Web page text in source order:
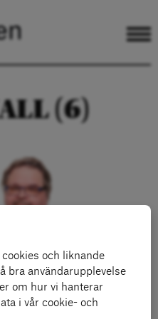
(6)
och liknande
bra användarupplevelse
om hur vi hanterar
i vår cookie- och